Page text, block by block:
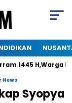
H,Warga Himalo
News
Syopya